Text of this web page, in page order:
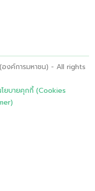
ค์การมหาชน) - All rights
ยบายคุกกี้ (Cookies